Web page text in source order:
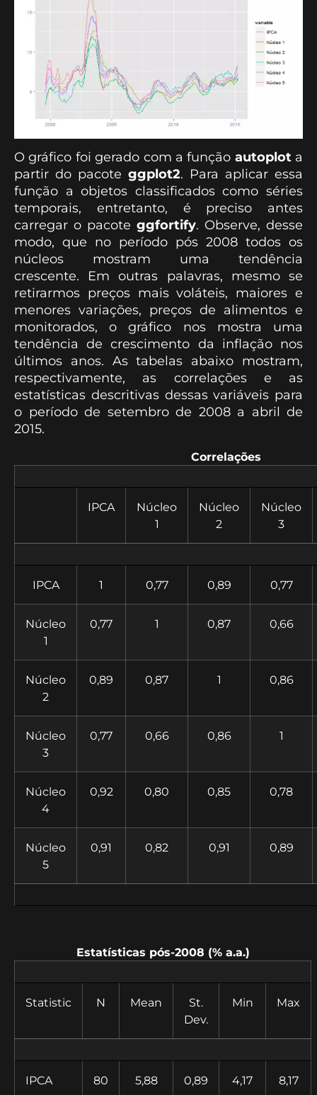
O gráfico foi gerado com a função autoplot a
partir do pacote ggplot2. Para aplicar essa
função a objetos classificados como séries
temporais, entretanto, é preciso antes
carregar o pacote ggfortify. Observe, desse
modo, que no período pós 2008 todos os
núcleos mostram uma tendência
crescente. Em outras palavras, mesmo se
retirarmos preços mais voláteis, maiores e
menores variações, preços de alimentos e
monitorados, o gráfico nos mostra uma
tendência de crescimento da inflação nos
últimos anos. As tabelas abaixo mostram,
respectivamente, as correlações e as
estatísticas descritivas dessas variáveis para
o período de setembro de 2008 a abril de
2015.
Correlações
IPCA
Núcleo
1
Núcleo
2
Núcleo
3
IPCA 1 0,77 0,89 0,77
Núcleo
1
0,77 1 0,87 0,66
Núcleo
2
0,89 0,87 1 0,86
Núcleo
3
0,77 0,66 0,86 1
Núcleo
4
0,92 0,80 0,85 0,78
Núcleo
5
0,91 0,82 0,91 0,89
Estatísticas pós-2008 (% a.a.)
Statistic N Mean
St.
Dev.
Min Max
IPCA 80 5,88 0,89 4,17 8,17